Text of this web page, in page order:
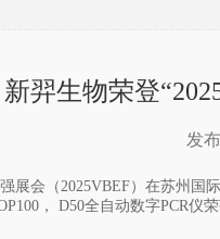
新羿生物荣登
发
展会（2025VBEF）在苏州
， D50全自动数字PCR仪